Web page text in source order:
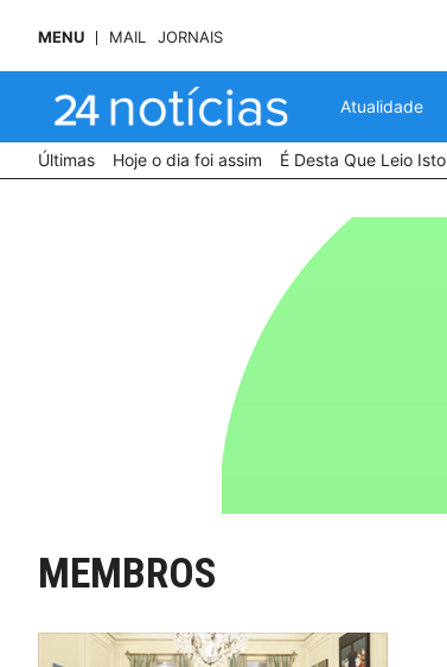
MENU MAIL JORNAIS
Atualidade
Últimas Hoje o dia foi assim É Desta Que Leio Isto
MEMBROS